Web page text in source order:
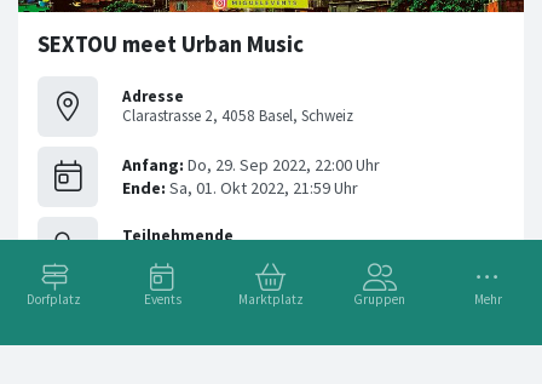
Dorfplatz Events Marktplatz Gruppen Mehr
SEXTOU meet Urban Music
Adresse
Clarastrasse 2, 4058 Basel, Schweiz
Music @moon_basel 🧡 Freitag 30.09.2022 PLACE TO BE 🇻🇪